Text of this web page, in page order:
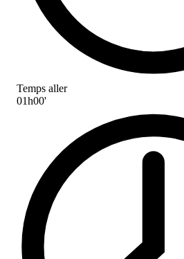
Temps aller
01h00'